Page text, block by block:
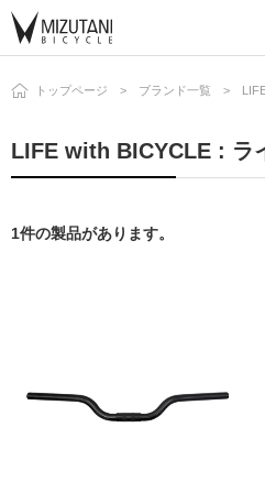
トップページ ブランド一覧
LIFE with BICYCLE : ラ
1件の製品があります。